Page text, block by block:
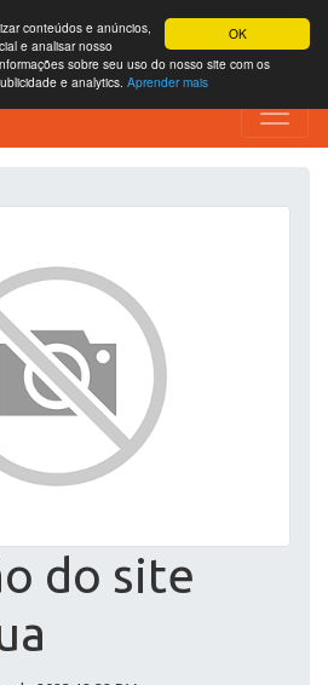
OK
conteúdos e anúncios,
e analisar nosso
sobre seu uso do nosso site com os
e analytics. Aprender mais
do site